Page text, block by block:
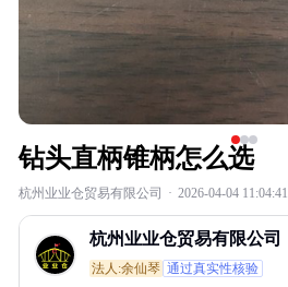
钻头直柄锥柄怎么选
杭州业业仓贸易有限公司 · 2026-04-04 11:04:41
杭州业业仓贸易有限公司
法人:余仙琴 通过真实性核验